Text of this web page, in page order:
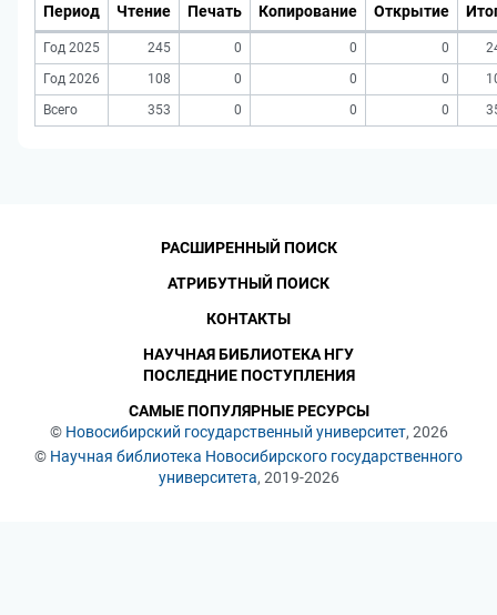
Период Чтение Печать Копирование Открытие
Год 2025 245 0 0 0
Год 2026
108 0 0 0
Всего
353 0 0 0
© Новосибирский государственный университет, 2026
© Научная библиотека Новосибирского государственного
университета, 2019-2026
РАСШИРЕННЫЙ ПОИСК
АТРИБУТНЫЙ ПОИСК
КОНТАКТЫ
НАУЧНАЯ БИБЛИОТЕКА НГУ
ПОСЛЕДНИЕ ПОСТУПЛЕНИЯ
САМЫЕ ПОПУЛЯРНЫЕ РЕСУРСЫ